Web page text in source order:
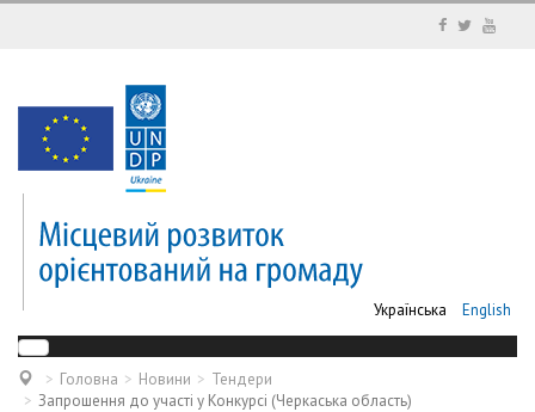
Українська English
Головна Новини
Тендери
Запрошення до участі у Конкурсі (Черкаська область)